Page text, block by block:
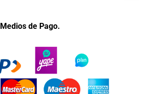
Medios de Pago.